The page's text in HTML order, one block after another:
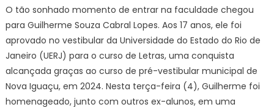
O tão sonhado momento de entrar na faculdade chegou
para Guilherme Souza Cabral Lopes. Aos 17 anos, ele foi
aprovado no vestibular da Universidade do Estado do Rio de
Janeiro (UERJ) para o curso de Letras, uma conquista
alcançada graças ao curso de pré-vestibular municipal de
Nova Iguaçu, em 2024. Nesta terça-feira (4), Guilherme foi
homenageado, junto com outros ex-alunos, em uma